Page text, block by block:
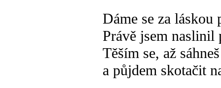
Dáme se za láskou
Právě jsem naslinil
Těším se, až
a půjdem skotačit